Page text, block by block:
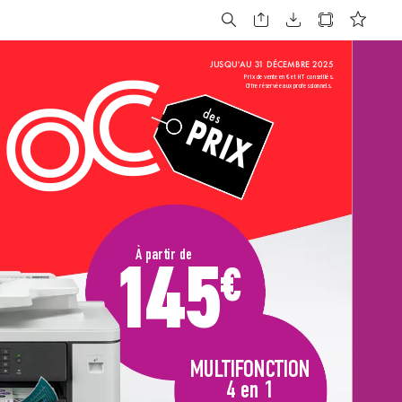
oC des
PRIX
JUSQU'AU 31 DÉCEMBRE 2025
Prix de vente en € et HT conseillés.
Offre réservée aux professionnels.
À partir de
MULTIFONCTION
4 en 1
145€